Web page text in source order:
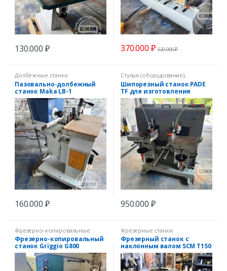
130.000 ₽ 370.000 ₽ 520.000₽
Долбёжные станки
Пазовально-долбежный
станок Maka LB-1
160.000 ₽
Стулья (оборудование),
Шипорезные станки
Шипорезный станок PADE
TF для изготовления
овального шипа
950.000 ₽
Фрезерно-копировальные
станки
Фрезерно-копировальный
станок Griggio G800
Фрезерные станки
Фрезерный станок с
наклонным валом SCM T150